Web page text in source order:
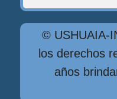
© USHUAIA-
los derechos
años